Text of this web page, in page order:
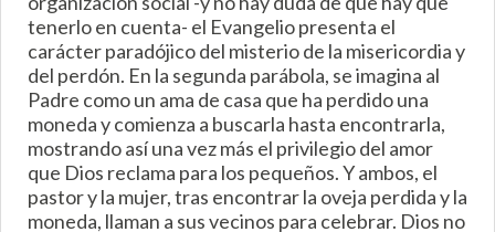
tenerlo en cuenta- el Evangelio presenta el
carácter paradójico del misterio de la misericordia y
del perdón. En la segunda parábola, se imagina al
Padre como un ama de casa que ha perdido una
moneda y comienza a buscarla hasta encontrarla,
mostrando así una vez más el privilegio del amor
que Dios reclama para los pequeños. Y ambos, el
pastor y la mujer, tras encontrar la oveja perdida y la
moneda, llaman a sus vecinos para celebrar. Dios no